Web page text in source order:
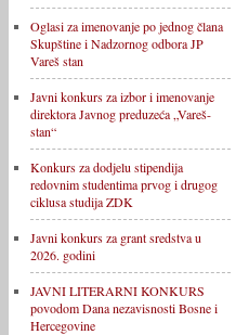
Oglasi za imenovanje po jednog člana
Skupštine i Nadzornog odbora JP
Vareš stan
Javni konkurs za izbor i imenovanje
direktora Javnog preduzeća „Vareš-
stan“
Konkurs za dodjelu stipendija
redovnim studentima prvog i drugog
ciklusa studija ZDK
Javni konkurs za grant sredstva u
2026. godini
JAVNI LITERARNI KONKURS
povodom Dana nezavisnosti Bosne i
Hercegovine